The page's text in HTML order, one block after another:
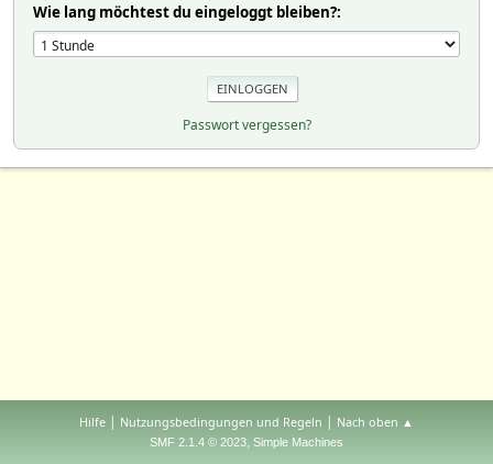
Wie lang möchtest du eingeloggt bleiben?:
Passwort vergessen?
Hilfe | Nutzungsbedingungen und Regeln | Nach oben ▲
SMF 2.1.4 © 2023, Simple Machines